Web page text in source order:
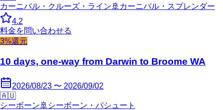
カーニバル・クルーズ・ライン 🚢 カーニバル・スプレンダー
4.2
料金を問い合わせる
3%還元
10 days, one-way from Darwin to Broome WA
2026/08/23 〜 2026/09/02
🇦🇺
シーボーン 🚢 シーボーン・パシュート